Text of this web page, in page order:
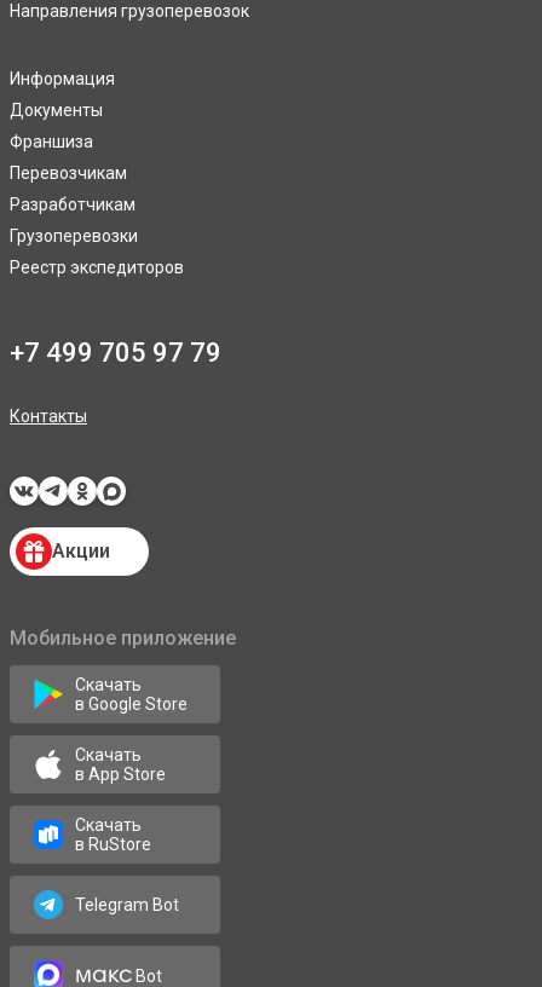
Направления грузоперевозок
Информация
Документы
Франшиза
Перевозчикам
Разработчикам
Грузоперевозки
Реестр экспедиторов
+7 499 705 97 79
Контакты
Акции
Мобильное приложение
Скачать
в Google Store
Скачать
в App Store
Скачать
в RuStore
Telegram Bot
максBot